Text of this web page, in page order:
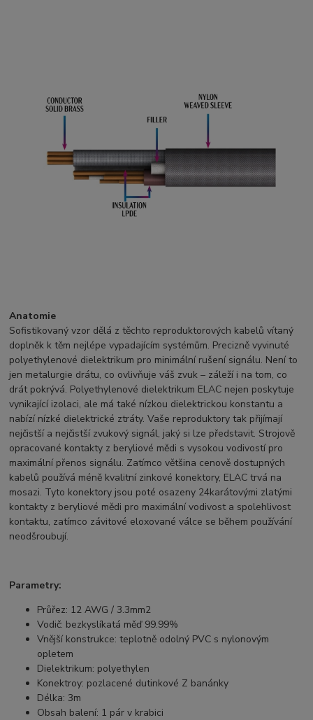
Anatomie
Sofistikovaný vzor dělá z těchto reproduktorových kabelů vítaný
doplněk k těm nejlépe vypadajícím systémům. Precizně vyvinuté
polyethylenové dielektrikum pro minimální rušení signálu. Není to
jen metalurgie drátu, co ovlivňuje váš zvuk – záleží i na tom, co
drát pokrývá. Polyethylenové dielektrikum ELAC nejen poskytuje
vynikající izolaci, ale má také nízkou dielektrickou konstantu a
nabízí nízké dielektrické ztráty. Vaše reproduktory tak přijímají
nejčistší a nejčistší zvukový signál, jaký si lze představit. Strojově
opracované kontakty z beryliové mědi s vysokou vodivostí pro
maximální přenos signálu. Zatímco většina cenově dostupných
kabelů používá méně kvalitní zinkové konektory, ELAC trvá na
mosazi. Tyto konektory jsou poté osazeny 24karátovými zlatými
kontakty z beryliové mědi pro maximální vodivost a spolehlivost
kontaktu, zatímco závitové eloxované válce se během používání
neodšroubují.
Parametry:
Průřez: 12 AWG / 3.3mm2
Vodič: bezkyslíkatá měď 99.99%
Vnější konstrukce: teplotně odolný PVC s nylonovým
opletem
Dielektrikum: polyethylen
Konektroy: pozlacené dutinkové Z banánky
Délka: 3m
Obsah balení: 1 pár v krabici